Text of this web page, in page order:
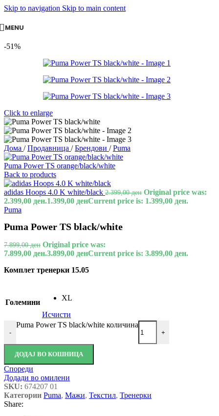
Skip to navigation Skip to main content
MENU
-51%
Click to enlarge
Дома / Продавница / Брендови / Puma
Puma Power TS orange/black/white
Back to products
adidas Hoops 4.0 K white/black 2.399,00ден Original price was:
2.399,00 ден.1.399,00 денCurrent price is: 1.399,00 ден.
Puma
Puma Power TS black/white
7.899,00ден Original price was:
7.899,00 ден.3.899,00 денCurrent price is: 3.899,00 ден.
Комплет тренерки 15.05
Големини
XL
Исчисти
-
Puma Power TS black/white количина
+
ДОДАЈ ВО КОШНИЦА
Спореди
Додади во омилени
SKU: 674207 01
Категории Puma, Мажи, Текстил, Тренерки
Share: